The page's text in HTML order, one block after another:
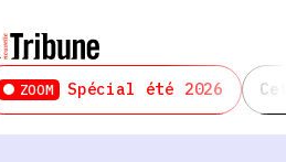
ZOOM Spécial été 2026